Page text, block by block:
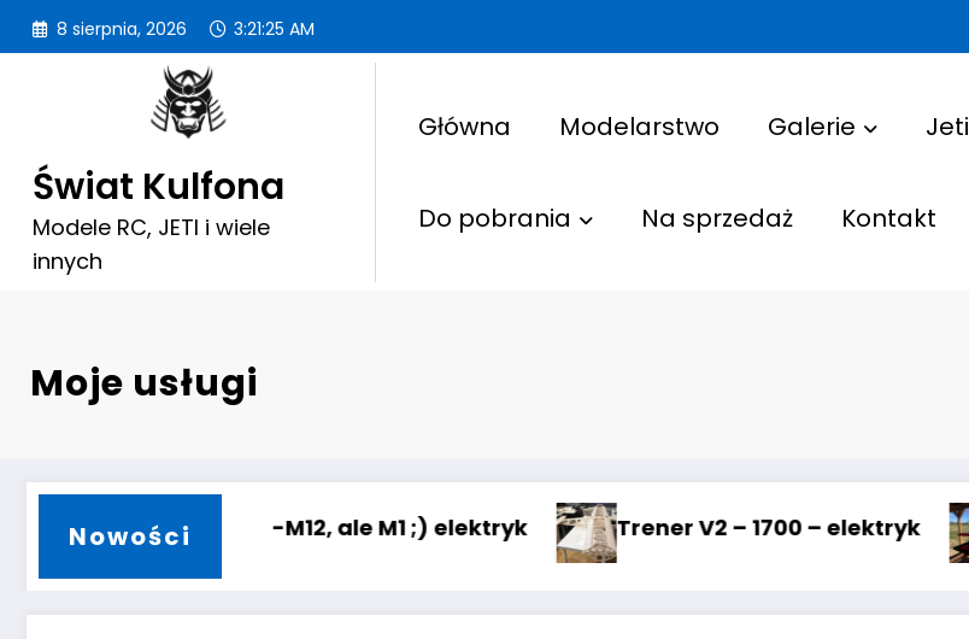
Przejdź
8 sierpnia, 2026 3:21:27 AM
Świat Kulfona
Modele RC, JETI i wiele
innych
Główna Modelarstwo Galerie Jeti
Do pobrania Na sprzedaż Kontakt
Moje usługi
Nowości
M1 ;) elektryk Trener V2 – 1700 – elektryk Trener – 1900 – elektryk